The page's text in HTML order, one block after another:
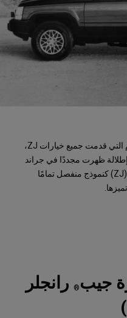
وكانت جراند واجونير من أفضل الحزم التي قدمت جميع خيارات ZJ،
ظهرت مجددًا في جراند
واجونير (SJ). تم تقديم جراند واجونير (ZJ) كنموذج منفصل تمامًا
®
رانجلر